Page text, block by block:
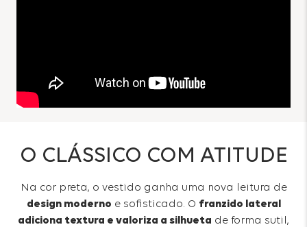
O CLÁSSICO COM ATITUDE
Na cor preta, o vestido ganha uma nova leitura de
design moderno e sofisticado. O franzido lateral
adiciona textura e valoriza a silhueta de forma sutil,